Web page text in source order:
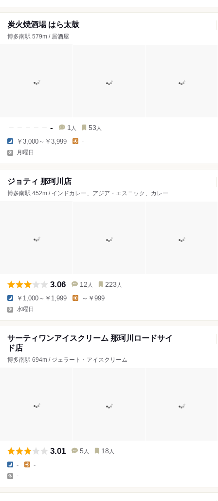
炭火焼酒場 はら太鼓
博多南駅 579m / 居酒屋
- 1 人 53 人
￥3,000～￥3,999 -
月曜日
ジョティ 那珂川店
博多南駅 452m / インドカレー、アジア・エスニック、カレー
3.06 12 人 223 人
￥1,000～￥1,999 ～￥999
水曜日
サーティワンアイスクリーム 那珂川ロードサイ
ド店
博多南駅 694m / ジェラート・アイスクリーム
3.01 5 人 18 人
- -
-